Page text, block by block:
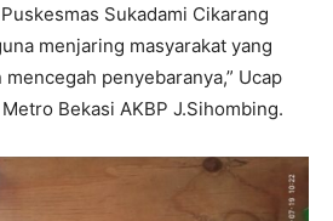
Sukadami Cikarang
menjaring masyarakat yang
penyebaranya,” Ucap
Bekasi AKBP J.Sihombing.